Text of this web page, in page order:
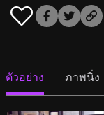
ตัวอย่าง ภาพนิ่ง